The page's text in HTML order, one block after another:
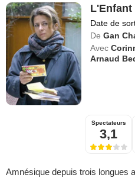
L'Enfant
Date de
De Gan
Avec
Arnaud
Spectateurs
3,1
Amnésique depuis trois longues